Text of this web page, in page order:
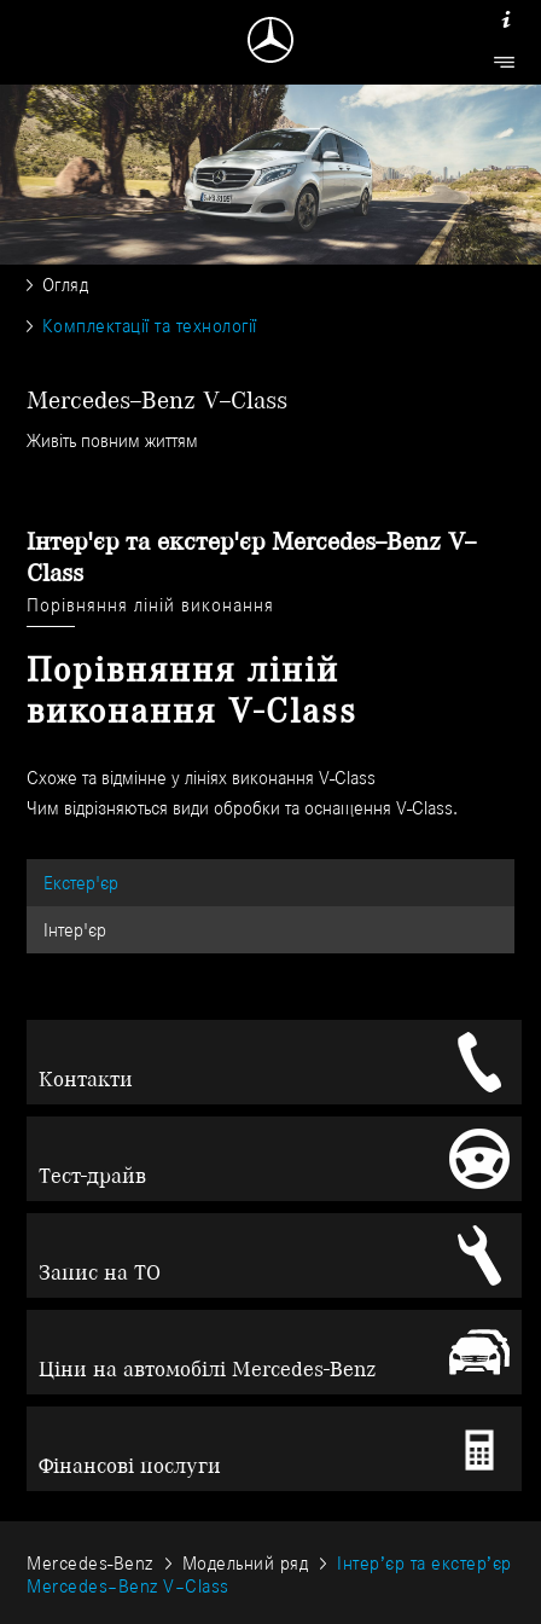
Огляд
Комплектації та технології
Mercedes–Benz V–Class
Живіть повним життям
Інтер'єр та екстер'єр Mercedes–Benz V–
Class
Порівняння ліній виконання
Порівняння ліній
виконання V-Class
Схоже та відмінне у лініях виконання V-Class
Чим відрізняються види обробки та оснащення V-Class.
Екстер'єр
Інтер'єр
Контакти
Тест-драйв
Запис на ТО
Ціни на автомобілі Mercedes-Benz
Фінансові послуги
Mercedes-Benz Модельний ряд
Інтер’єр та екстер’єр
Mercedes–Benz V–Class